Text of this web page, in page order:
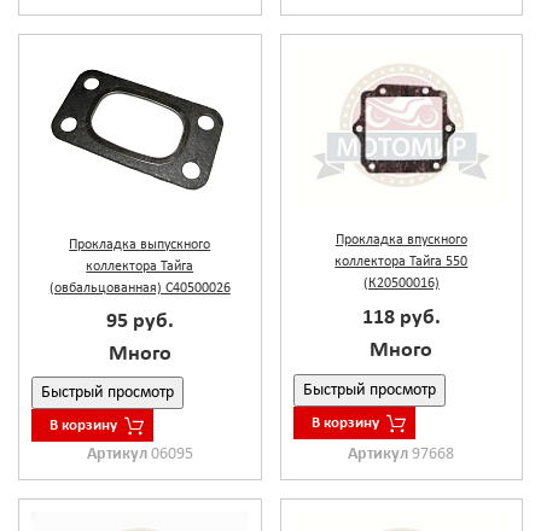
Прокладка выпускного
коллектора Тайга
(овбальцованная) С40500026
95 руб.
Много
Быстрый просмотр
В корзину
Артикул 06095
Прокладка впускного
коллектора Тайга 550
(К20500016)
118 руб.
Много
Быстрый просмотр
В корзину
Артикул97668